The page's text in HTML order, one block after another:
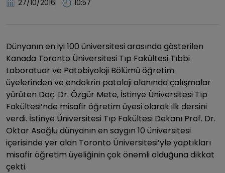
27/10/2016 10:57
Dünyanın en iyi 100 üniversitesi arasında gösterilen
Kanada Toronto Üniversitesi Tıp Fakültesi Tıbbi
Laboratuar ve Patobiyoloji Bölümü öğretim
üyelerinden ve endokrin patoloji alanında çalışmalar
yürüten Doç. Dr. Özgür Mete, İstinye Üniversitesi Tıp
Fakültesi’nde misafir öğretim üyesi olarak ilk dersini
verdi. İstinye Üniversitesi Tıp Fakültesi Dekanı Prof. Dr.
Oktar Asoğlu dünyanın en saygın 10 üniversitesi
içerisinde yer alan Toronto Üniversitesi’yle yaptıkları
misafir öğretim üyeliğinin çok önemli olduğuna dikkat
çekti.